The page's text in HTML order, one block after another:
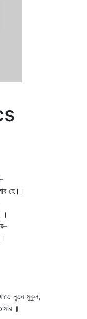
হে।।
নূতন মুকুল,
॥